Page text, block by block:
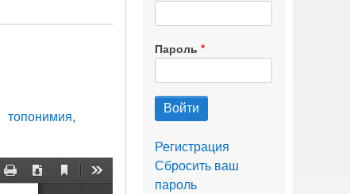
топонимия
Пароль
Регистрация
Сбросить ваш
пароль